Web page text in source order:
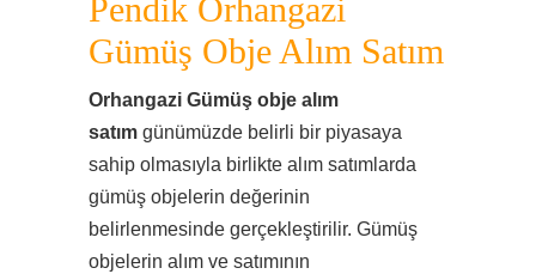
Pendik Orhangazi
Gümüş Obje Alım Satım
Orhangazi Gümüş obje alım
satım günümüzde belirli bir piyasaya
sahip olmasıyla birlikte alım satımlarda
gümüş objelerin değerinin
belirlenmesinde gerçekleştirilir. Gümüş
objelerin alım ve satımının